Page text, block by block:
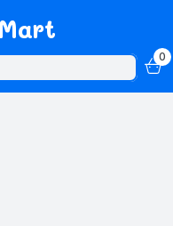
0